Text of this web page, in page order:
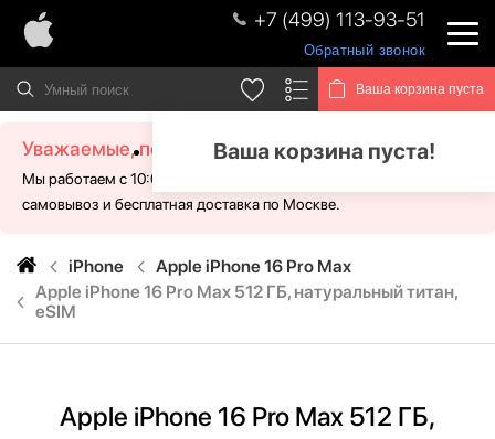
+7 (499) 113-93-51
Обратный звонок
Ваша корзина пуста
Ваша корзина пуста!
Уважаемые, посетители!
Мы работаем с 10:00 - 21:00 без выходных. Для Вас доступен
самовывоз и бесплатная доставка по Москве.
iPhone
Apple iPhone 16 Pro Max
Apple iPhone 16 Pro Max 512 ГБ, натуральный титан,
eSIM
Apple iPhone 16 Pro Max 512 ГБ,